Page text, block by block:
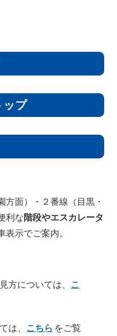
ップ
方面）・２番線（目黒・
利な階段やエスカレータ
表示でご案内。
方については、 こ
は、 こちら をご覧